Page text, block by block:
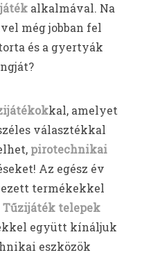
alkalmával. Na
még jobban fel
és a gyertyák
kal, amelyet
választékkal
pirotechnikai
Az egész év
termékekkel
Tűzijáték telepek
együtt kínáljuk
eszközök